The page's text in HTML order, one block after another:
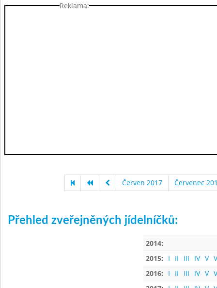
Reklama:
Červen 2017 Červenec
Přehled zveřejněných jídelníčků:
2014:
2015:
I II III IV V
2016:
I II III IV V